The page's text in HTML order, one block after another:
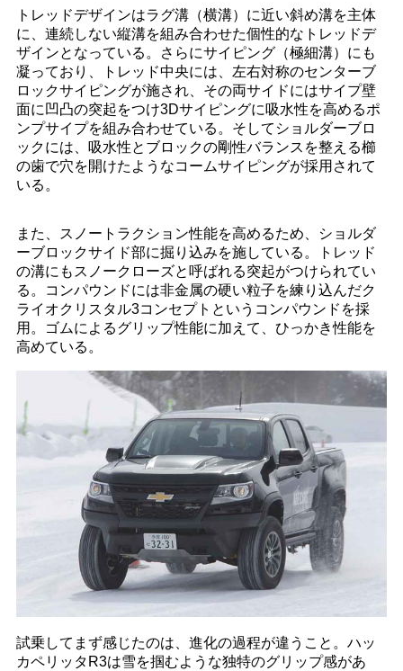
トレッドデザインはラグ溝（横溝）に近い斜め溝を主体
に、連続しない縦溝を組み合わせた個性的なトレッドデ
ザインとなっている。さらにサイピング（極細溝）にも
凝っており、トレッド中央には、左右対称のセンターブ
ロックサイピングが施され、その両サイドにはサイプ壁
面に凹凸の突起をつけ3Dサイピングに吸水性を高めるポ
ンプサイプを組み合わせている。そしてショルダーブロ
ックには、吸水性とブロックの剛性バランスを整える櫛
の歯で穴を開けたようなコームサイピングが採用されて
いる。
また、スノートラクション性能を高めるため、ショルダ
ーブロックサイド部に掘り込みを施している。トレッド
の溝にもスノークローズと呼ばれる突起がつけられてい
る。コンパウンドには非金属の硬い粒子を練り込んだク
ライオクリスタル3コンセプトというコンパウンドを採
用。ゴムによるグリップ性能に加えて、ひっかき性能を
高めている。
試乗してまず感じたのは、進化の過程が違うこと。ハッ
カペリッタR3は雪を掴むような独特のグリップ感があ